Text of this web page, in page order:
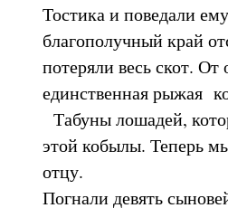
Тостика и поведали
благополучный край
потеряли весь скот.
единственная рыжая
Табуны лошадей,
этой кобылы. Теперь
отцу.
Погнали девять